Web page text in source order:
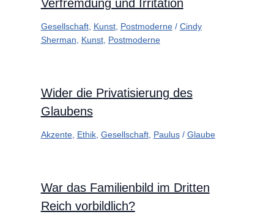
Verfremdung und Irritation
Gesellschaft, Kunst, Postmoderne/ Cindy
Sherman
Kunst, Postmoderne
Wider die Privatisierung des
Glaubens
Akzente, Ethik, Gesellschaft, Paulus/ Glaube
War das Familienbild im Dritten
Reich vorbildlich?